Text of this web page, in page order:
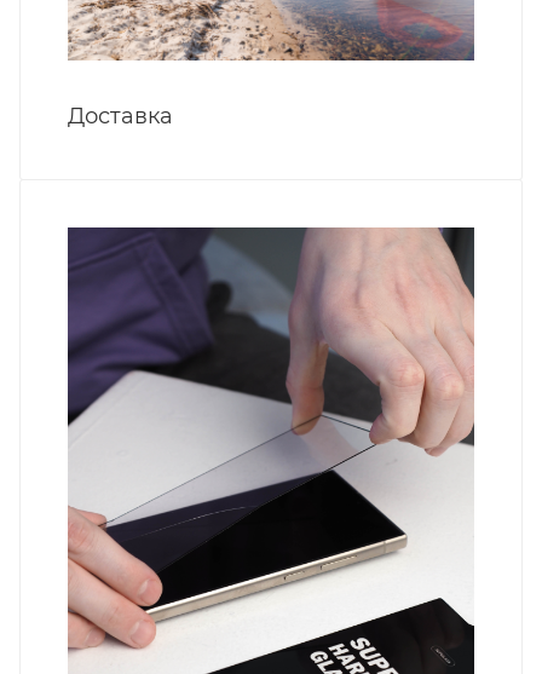
Доставка